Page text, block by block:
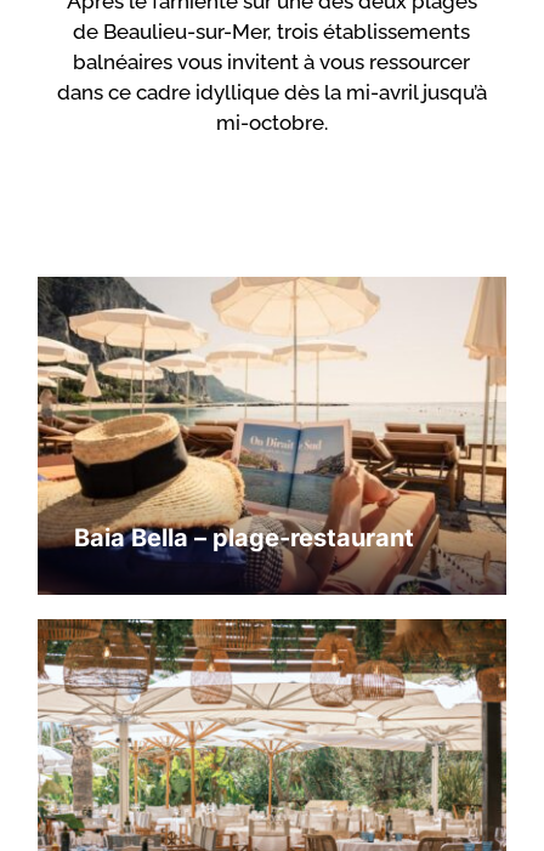
de Beaulieu-sur-Mer, trois établissements
balnéaires vous invitent à vous ressourcer
dans ce cadre idyllique dès la mi-avril jusqu’à
mi-octobre.
Baia Bella – plage-restaurant